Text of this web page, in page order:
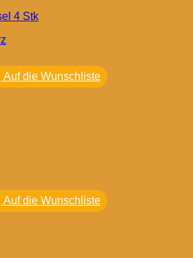
4 Stk
Auf die Wunschliste
Auf die Wunschliste